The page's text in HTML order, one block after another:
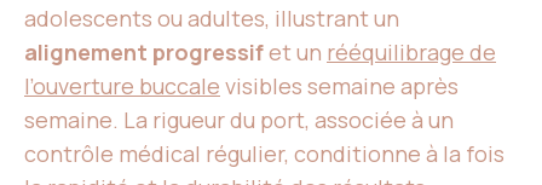
adolescents ou adultes, illustrant un
alignement progressifet un rééquilibrage de
l’ouverture buccale visibles semaine après
semaine. La rigueur du port, associée à un
contrôle médical régulier, conditionne à la fois